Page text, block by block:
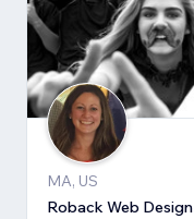
MA, US
Roback Web Design